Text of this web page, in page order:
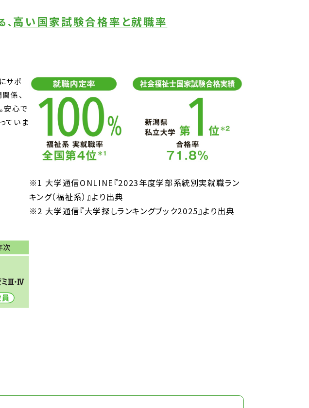
高い国家試験合格率と就職率
サポ
係、
安心で
ていま
※1 大学通信ONLINE『2023年度学部系統別実就職ラン
キング（福祉系）』より出典
※2 大学通信『大学探しランキングブック2025』より出典